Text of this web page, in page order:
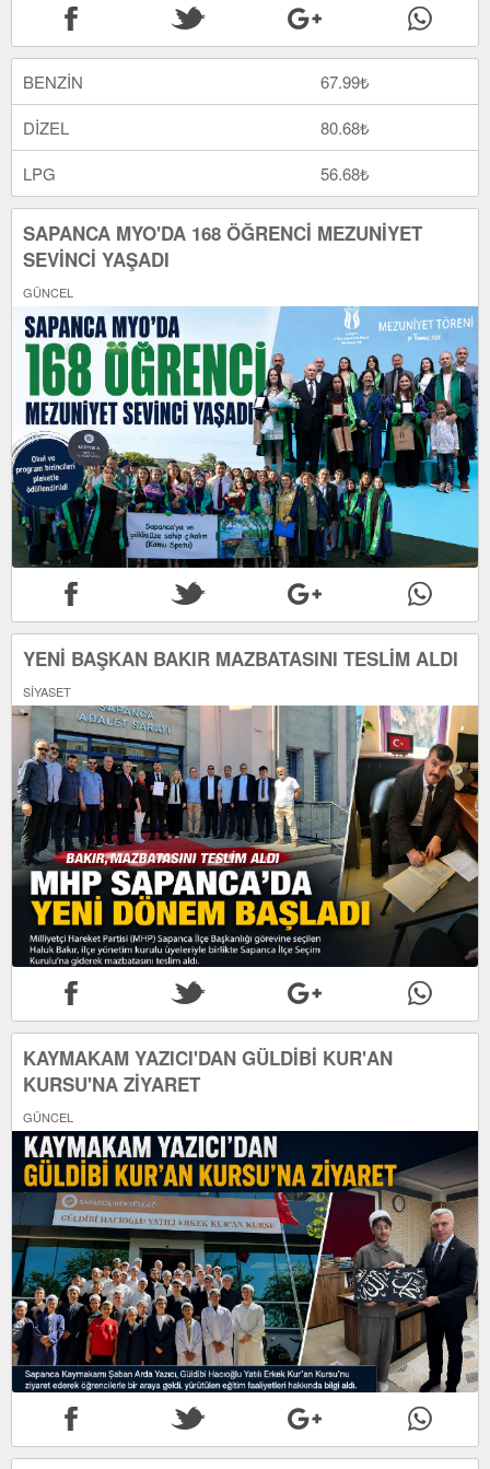
BENZİN
67.99₺
DİZEL
80.68₺
LPG
56.68₺
SAPANCA MYO'DA 168 ÖĞRENCİ MEZUNİYET
SEVİNCİ YAŞADI
GÜNCEL
YENİ BAŞKAN BAKIR MAZBATASINI TESLİM ALDI
SİYASET
KAYMAKAM YAZICI'DAN GÜLDİBİ KUR'AN
KURSU'NA ZİYARET
GÜNCEL